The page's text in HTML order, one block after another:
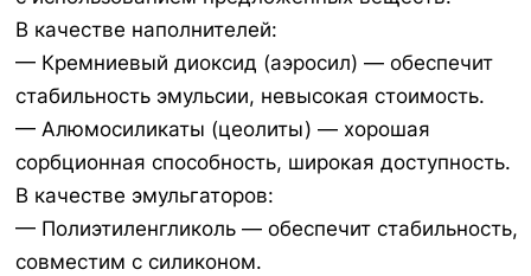
В качестве наполнителей:
— Кремниевый диоксид (аэросил) — обеспечит
стабильность эмульсии, невысокая стоимость.
— Алюмосиликаты (цеолиты) — хорошая
сорбционная способность, широкая доступность.
В качестве эмульгаторов:
— Полиэтиленгликоль — обеспечит стабильность,
совместим с силиконом.